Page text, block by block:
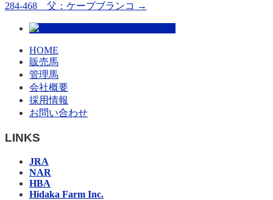
284-468 父：ケープブランコ →
HOME
販売馬
管理馬
会社概要
採用情報
お問い合わせ
LINKS
JRA
NAR
HBA
Hidaka Farm Inc.